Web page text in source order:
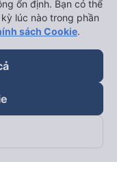
ổn định. Bạn có thể
lúc nào trong phần
sách Cookie.